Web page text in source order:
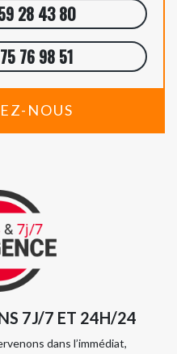
28 43 80
76 98 51
NOUS
7J/7 ET 24H/24
dans l’immédiat,